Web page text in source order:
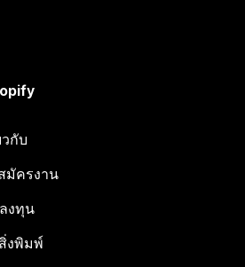
วกับ
มัครงาน
งทุน
งพิมพ์